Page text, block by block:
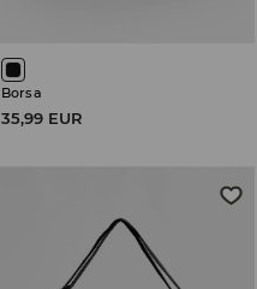
Borsa
35,99 EUR